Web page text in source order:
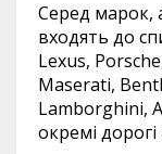
Серед марок,
входять до
Lexus,
Maserati,
Lamborghini,
окремі